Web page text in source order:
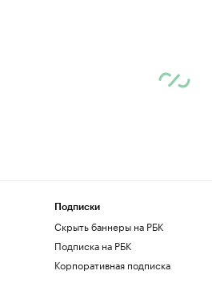
Подписки
Скрыть баннеры на РБК
Подписка на РБК
Корпоративная подписка